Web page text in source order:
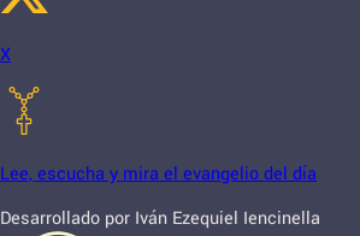
X
Lee, escucha y mira el evangelio del día
Desarrollado por Iván Ezequiel Iencinella